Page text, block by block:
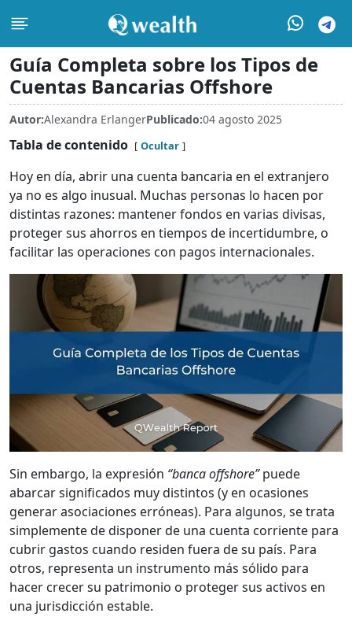
Guía Completa sobre los Tipos de
Cuentas Bancarias Offshore
Autor:Alexandra ErlangerPublicado:04 agosto 2025
Tabla de contenido Ocultar
Hoy en día, abrir una cuenta bancaria en el extranjero
ya no es algo inusual. Muchas personas lo hacen por
distintas razones: mantener fondos en varias divisas,
proteger sus ahorros en tiempos de incertidumbre, o
facilitar las operaciones con pagos internacionales.
Sin embargo, la expresión “banca offshore”puede
abarcar significados muy distintos (y en ocasiones
generar asociaciones erróneas). Para algunos, se trata
simplemente de disponer de una cuenta corriente para
cubrir gastos cuando residen fuera de su país. Para
otros, representa un instrumento más sólido para
hacer crecer su patrimonio o proteger sus activos en
una jurisdicción estable.